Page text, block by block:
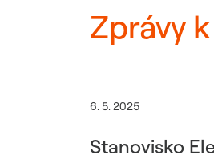
Zprávy
6. 5. 2025
Stanovisko